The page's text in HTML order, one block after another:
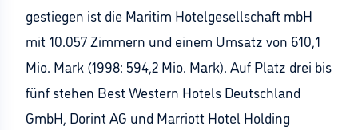
gestiegen ist die Maritim Hotelgesellschaft mbH
mit 10.057 Zimmern und einem Umsatz von 610,1
Mio. Mark (1998: 594,2 Mio. Mark). Auf Platz drei bis
fünf stehen Best Western Hotels Deutschland
GmbH, Dorint AG und Marriott Hotel Holding